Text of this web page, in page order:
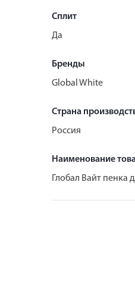
Сплит
Да
Бренды
Global White
Страна
Россия
Наименование
Глобал Вайт пенка